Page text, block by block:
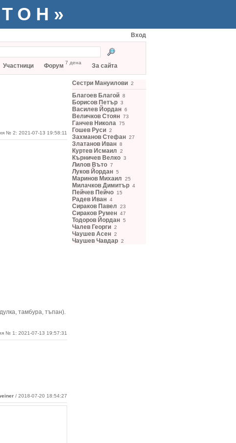
Вход
Участници Форум 7 дена За сайта
№ 2: 2021-07-13 19:58:11
тамбура, тъпан).
№ 1: 2021-07-13 19:57:31
/ 2018-07-20 18:54:27
Сестри Мануилови 2
Благоев Благой 8
Борисов Петър 3
Василев Йордан 6
Величков Стоян 73
Ганчев Никола 75
Гошев Руси 2
Захманов Стефан 27
Златанов Иван 8
Куртев Исмаил 2
Кърничев Велко 3
Лилов Въто 7
Луков Йордан 5
Маринов Михаил 25
Милачков Димитър 4
Пейчев Пейчо 15
Радев Иван 4
Сираков Павел 23
Сираков Румен 47
Тодоров Йордан 5
Чалев Георги 2
Чаушев Асен 2
Чаушев Чавдар 2